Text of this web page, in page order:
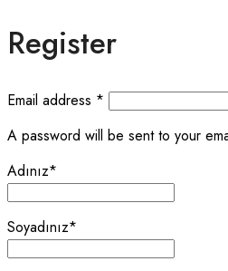
Register
Email address *
A password will be sent to your
Adınız*
Soyadınız*